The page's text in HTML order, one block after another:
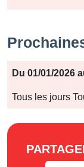
Période
Jours
Du 01/01/2026
Tous les jours